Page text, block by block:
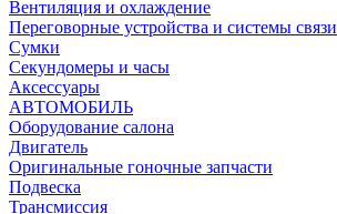
Вентиляция и охлаждение
Переговорные устройства и системы связи
Сумки
Секундомеры и часы
Аксессуары
АВТОМОБИЛЬ
Оборудование салона
Двигатель
Оригинальные гоночные запчасти
Подвеска
Трансмиссия